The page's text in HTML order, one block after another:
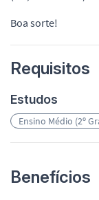
Boa sorte!
Requisitos
Estudos
Ensino Médio (2º
Benefícios